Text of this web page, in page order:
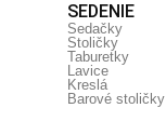
SEDENIE
Sedačky
Stoličky
Taburetky
Lavice
Kreslá
Barové stoličky